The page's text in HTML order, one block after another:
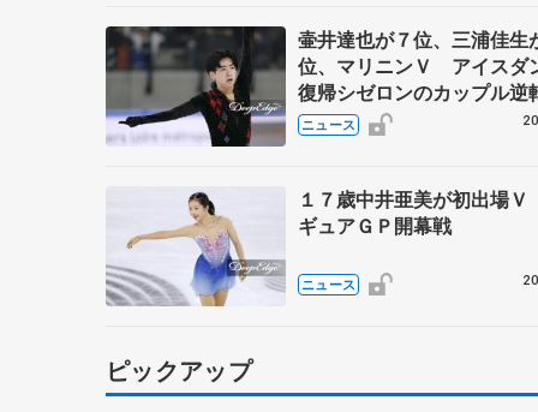
壷井達也が７位、三浦佳生
位、マリニンＶ アイスダ
復帰シゼロンのカップル逆
勝 ＧＰ開幕戦フランス大
日
ニュース
１７歳中井亜美が初出場
ギュアＧＰ開幕戦
ニュース
ピックアップ